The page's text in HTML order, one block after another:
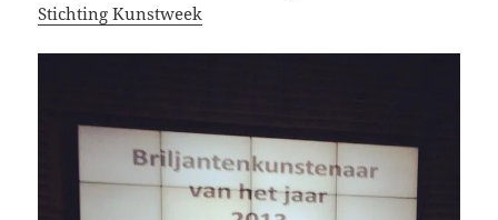
Stichting Kunstweek